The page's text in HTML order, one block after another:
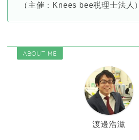
（主催：Knees bee税理士法人）
ABOUT ME
渡邊浩滋